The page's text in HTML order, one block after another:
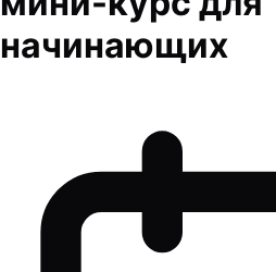
начинающих